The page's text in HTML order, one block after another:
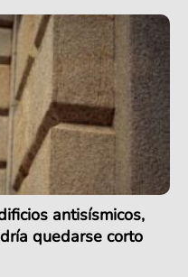
antisísmicos,
quedarse corto